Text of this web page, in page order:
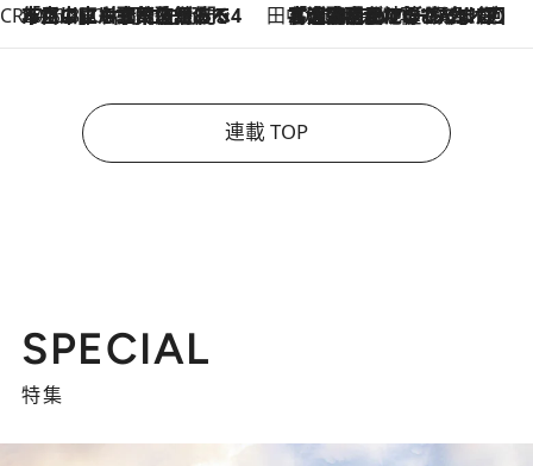
CREA'S CHOICE
2026.8.7
「立川にも歌舞伎があるんだよ」 片岡仁左衛門・市川中車ら豪華座組みで4年目の立川立飛歌舞伎へ 田中稲の勝手に再ブーム
2026.8.7
「湘南乃風に憧れて」観客大盛上がりの“タオル回し”に、ラッパー顔負けの高速歌唱まで…さだまさし（74）のアグレッシブすぎる現在地
連載 TOP
SPECIAL
特集